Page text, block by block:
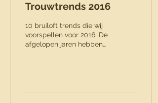
Trouwtrends 2016
10 bruiloft trends die wij
voorspellen voor 2016. De
afgelopen jaren hebben